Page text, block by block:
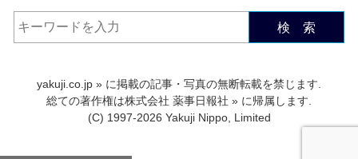
検 索
yakuji.co.jp » に掲載の記事・写真の無断転載を禁じます.
総ての著作権は株式会社 薬事日報社 » に帰属します.
(C) 1997-2026 Yakuji Nippo, Limited